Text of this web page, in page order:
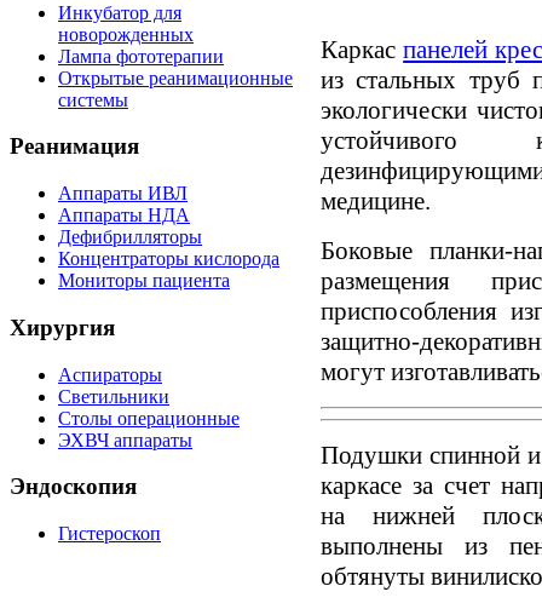
Инкубатор для
новорожденных
Лампа фототерапии
Открытые реанимационные
системы
Реанимация
Аппараты ИВЛ
Аппараты НДА
Дефибрилляторы
Концентраторы кислорода
Мониторы пациента
Хирургия
Аспираторы
Светильники
Столы операционные
ЭХВЧ аппараты
Эндоскопия
Гистероскоп
Каркаспанелей
из стальных труб
экологически
устойчивого
медицине.
Боковые планки-
размещения
приспособления
защитно-
могут
Подушки спинной и
каркасе за счет
на нижней
выполнены из
обтянуты